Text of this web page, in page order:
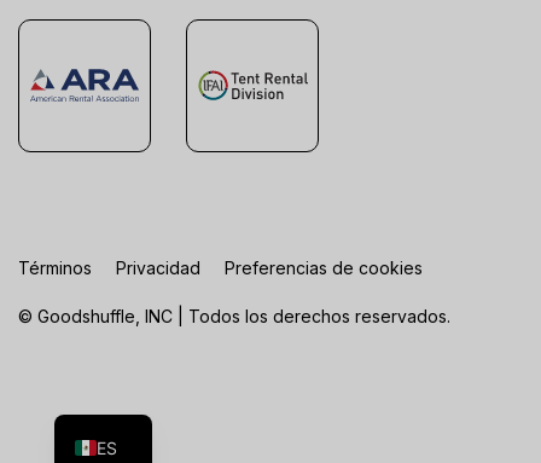
© Goodshuffle, INC | Todos los derechos reservados.
Términos Privacidad Preferencias de cookies
ES